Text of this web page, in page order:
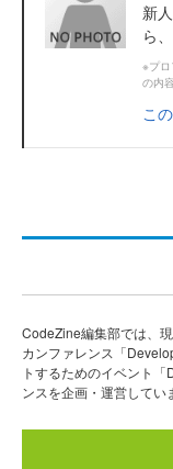
新
ら
※プ
の内
こ
CodeZine編集部では、
カンファレンス「
トするためのイベント
ンスを企画・運営してい